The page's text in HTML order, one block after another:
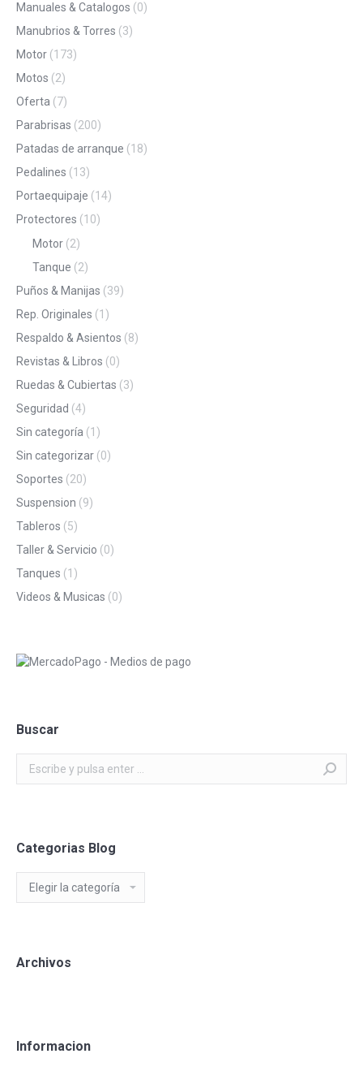
Manuales & Catalogos (0)
Manubrios & Torres (3)
Motor (173)
Motos (2)
Oferta (7)
Parabrisas (200)
Patadas de arranque (18)
Pedalines (13)
Portaequipaje (14)
Protectores (10)
Motor (2)
Tanque (2)
Puños & Manijas (39)
Rep. Originales (1)
Respaldo & Asientos (8)
Revistas & Libros (0)
Ruedas & Cubiertas (3)
Seguridad (4)
Sin categoría (1)
Sin categorizar (0)
Soportes (20)
Suspension (9)
Tableros (5)
Taller & Servicio (0)
Tanques (1)
Videos & Musicas (0)
Buscar
Categorias Blog
Blog
Archivos
Informacion